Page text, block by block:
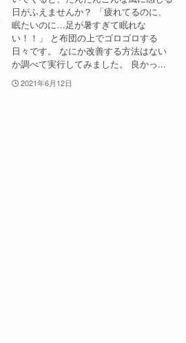
日がふえませんか？ 「疲れてるのに、
眠たいのに…足が暑すぎて眠れな
い！！」 と布団の上でゴロゴロする
日々です。 なにか改善する方法はない
か調べて実行してみました。 良かっ...
2021年6月12日